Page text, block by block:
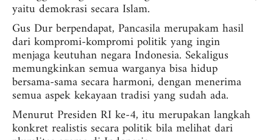
yaitu demokrasi secara Islam.
Gus Dur berpendapat, Pancasila merupakam hasil
dari kompromi-kompromi politik yang ingin
menjaga keutuhan negara Indonesia. Sekaligus
memungkinkan semua warganya bisa hidup
bersama-sama secara harmoni, dengan menerima
semua aspek kekayaan tradisi yang sudah ada.
Menurut Presiden RI ke-4, itu merupakan langkah
konkret realistis secara politik bila melihat dari